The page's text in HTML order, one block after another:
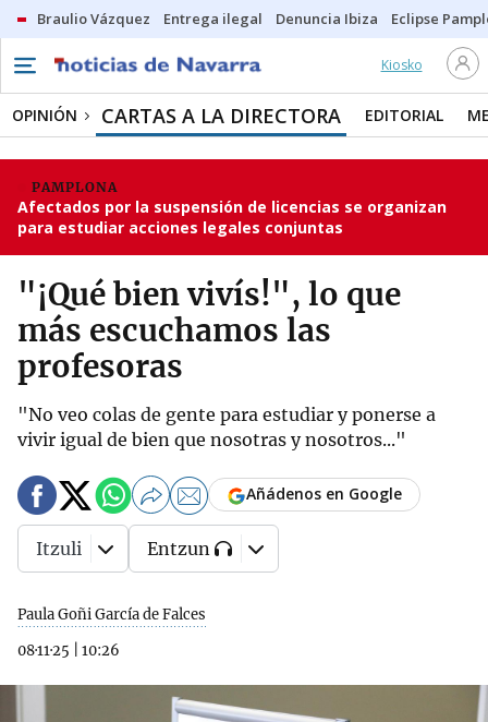
Braulio Vázquez Entrega ilegal Denuncia Ibiza Eclipse
Kiosko
OPINIÓN CARTAS A LA DIRECTORA EDITORIAL
PAMPLONA
Afectados por la suspensión de licencias se organizan
para estudiar acciones legales conjuntas
"¡Qué bien vivís!", lo que
más escuchamos las
profesoras
"No veo colas de gente para estudiar y ponerse a
vivir igual de bien que nosotras y nosotros..."
Paula Goñi García de Falces
08·11·25
10:26
Añádenos en Google
Itzuli Entzun